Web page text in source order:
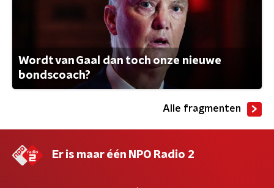
Wordt van Gaal dan toch onze nieuwe
bondscoach?
Alle fragmenten
Er is maar één NPO Radio 2